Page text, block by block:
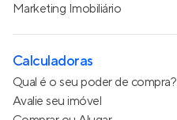
Marketing Imobiliário
Calculadoras
Qual é o seu poder de compra?
Avalie seu imóvel